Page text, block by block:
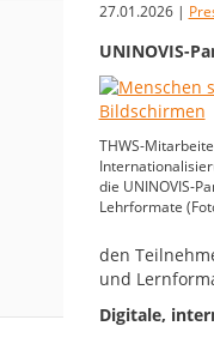
27.01.2026 |
UNINOVIS-
THWS-
die UNINOVIS-
Lehrformate
den
und
Digitale,